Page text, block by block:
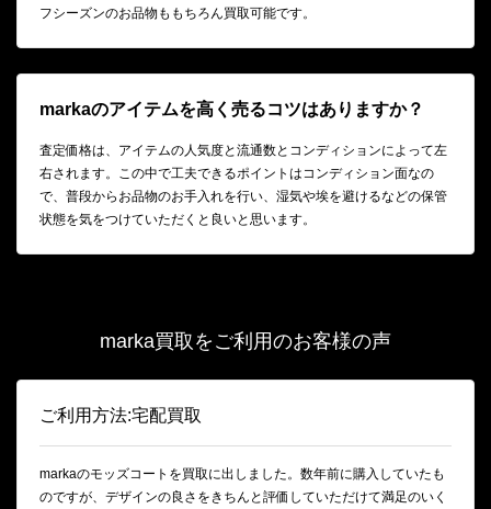
フシーズンのお品物ももちろん買取可能です。
markaのアイテムを高く売るコツはありますか？
査定価格は、アイテムの人気度と流通数とコンディションによって左
右されます。この中で工夫できるポイントはコンディション面なの
で、普段からお品物のお手入れを行い、湿気や埃を避けるなどの保管
状態を気をつけていただくと良いと思います。
marka買取をご利用のお客様の声
ご利用方法:宅配買取
markaのモッズコートを買取に出しました。数年前に購入していたも
のですが、デザインの良さをきちんと評価していただけて満足のいく